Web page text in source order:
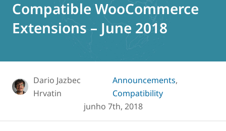
Compatible WooCommerce
Extensions – June 2018
Dario Jazbec
Hrvatin
Announcements,
Compatibility
junho 7th, 2018